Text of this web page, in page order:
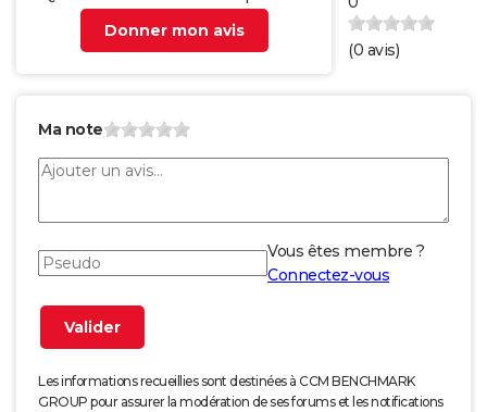
Donner mon avis
(0 avis)
Ma note
Vous êtes membre ?
Connectez-vous
Les informations recueillies sont destinées à CCM BENCHMARK
GROUP pour assurer la modération de ses forums et les notifications